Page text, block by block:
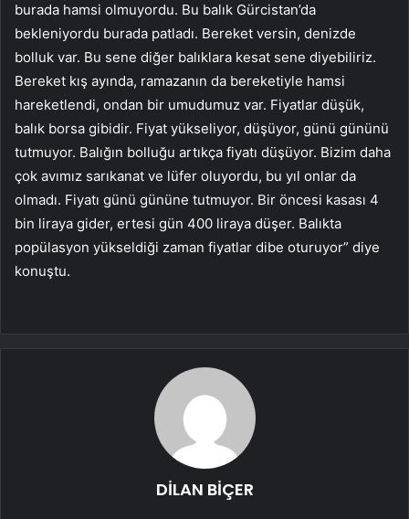
burada hamsi olmuyordu. Bu balık Gürcistan’da
bekleniyordu burada patladı. Bereket versin, denizde
bolluk var. Bu sene diğer balıklara kesat sene diyebiliriz.
Bereket kış ayında, ramazanın da bereketiyle hamsi
hareketlendi, ondan bir umudumuz var. Fiyatlar düşük,
balık borsa gibidir. Fiyat yükseliyor, düşüyor, günü gününü
tutmuyor. Balığın bolluğu artıkça fiyatı düşüyor. Bizim daha
çok avımız sarıkanat ve lüfer oluyordu, bu yıl onlar da
olmadı. Fiyatı günü gününe tutmuyor. Bir öncesi kasası 4
bin liraya gider, ertesi gün 400 liraya düşer. Balıkta
popülasyon yükseldiği zaman fiyatlar dibe oturuyor” diye
konuştu.
DİLAN BİÇER